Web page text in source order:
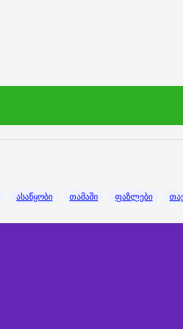
ასაწყობი თამაში ფაზლები